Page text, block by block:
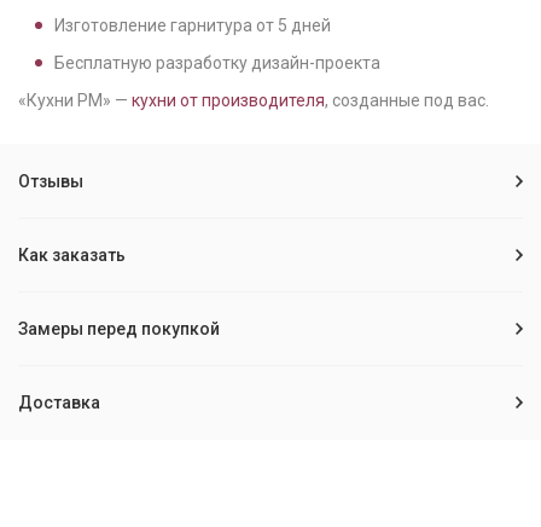
Изготовление гарнитура от 5 дней
Бесплатную разработку дизайн-проекта
«Кухни РМ» — кухни от производителя, созданные под вас.
Отзывы
Как заказать
Замеры перед покупкой
Доставка